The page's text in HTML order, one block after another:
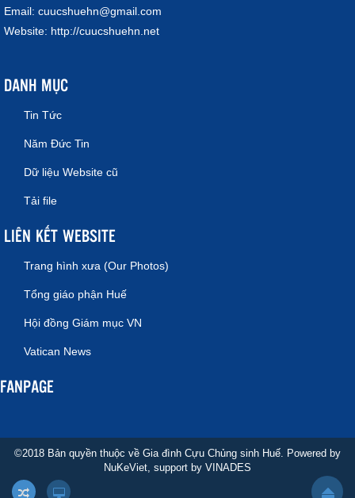
Email: cuucshuehn@gmail.com
Website: http://cuucshuehn.net
DANH MỤC
Tin Tức
Năm Đức Tin
Dữ liệu Website cũ
Tải file
LIÊN KẾT WEBSITE
Trang hình xưa (Our Photos)
Tổng giáo phận Huế
Hội đồng Giám mục VN
Vatican News
FANPAGE
©2018 Bản quyền thuộc về Gia đình Cựu Chủng sinh Huế. Powered by
NuKeViet, support by VINADES